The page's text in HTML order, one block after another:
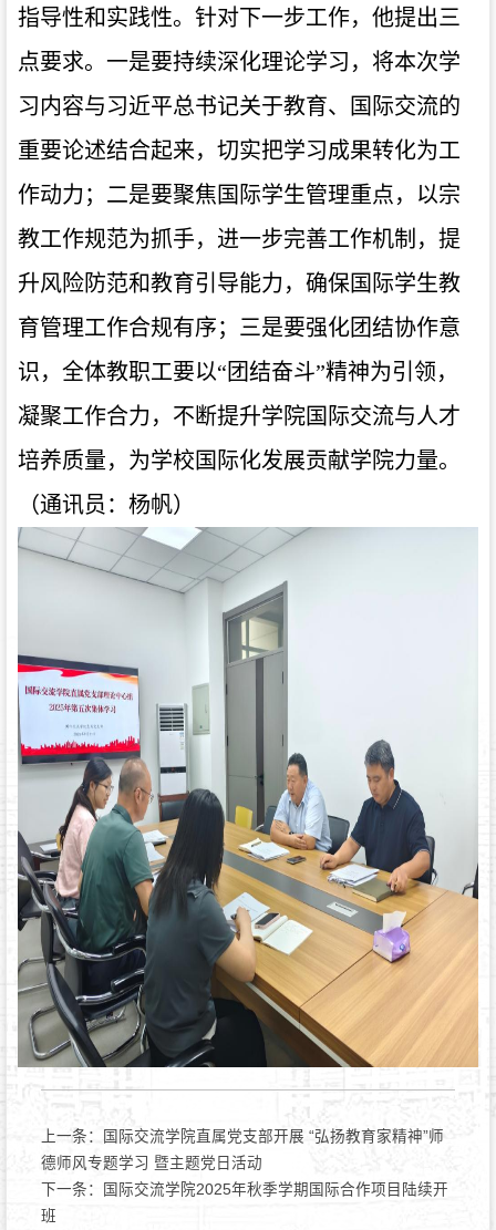
指导性和实践性。针对下一步工作，他提出三
点要求。一是要持续深化理论学习，将本次学
习内容与习近平总书记关于教育、国际交流的
重要论述结合起来，切实把学习成果转化为工
作动力；二是要聚焦国际学生管理重点，以宗
教工作规范为抓手，进一步完善工作机制，提
升风险防范和教育引导能力，确保国际学生教
育管理工作合规有序；三是要强化团结协作意
识，全体教职工要以“团结奋斗”精神为引领，
凝聚工作合力，不断提升学院国际交流与人才
培养质量，为学校国际化发展贡献学院力量。
（通讯员：杨帆）
上一条：
国际交流学院直属党支部开展 “弘扬教育家精神”师
德师风专题学习 暨主题党日活动
下一条：
国际交流学院2025年秋季学期国际合作项目陆续开
班